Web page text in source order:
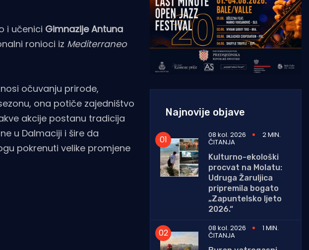
i učenici Gimnazije Antuna
ronioci iz Mediterraneo
očuvanju prirode,
ona potiče zajedništvo
akcije postanu tradicija
u Dalmaciji i šire da
pokrenuti velike promjene
Najnovije objave
08 kol. 2026 2 MIN.
ČITANJA
Kulturno-ekološki
procvat na Molatu:
Udruga Žaruljica
pripremila bogato
„Zapuntelsko ljeto
2026.“
08 kol. 2026
1 MIN.
ČITANJA